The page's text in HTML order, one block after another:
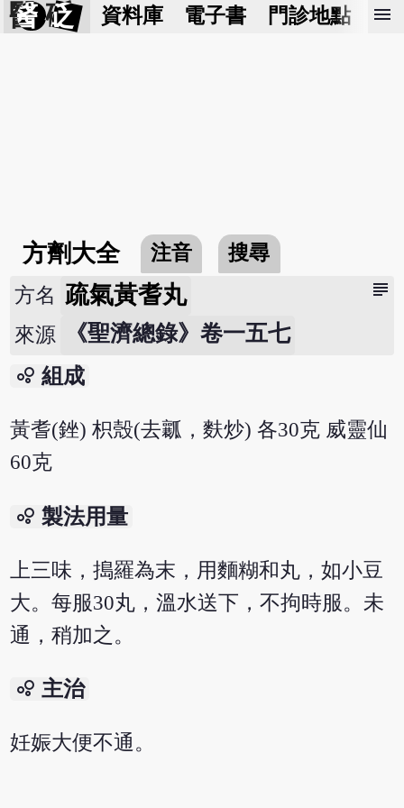
醫 砭 資料庫 電子書 門診地點 預
menu
方劑大全 注音 搜尋
subject
方名 疏氣黃耆丸
來源 《聖濟總錄》卷一五七
bubble_chart 組成
黃耆(銼) 枳殼(去瓤，麩炒) 各30克 威靈仙
60克
bubble_chart 製法用量
上三味，搗羅為末，用麵糊和丸，如小豆
大。每服30丸，溫水送下，不拘時服。未
通，稍加之。
bubble_chart 主治
妊娠大便不通。